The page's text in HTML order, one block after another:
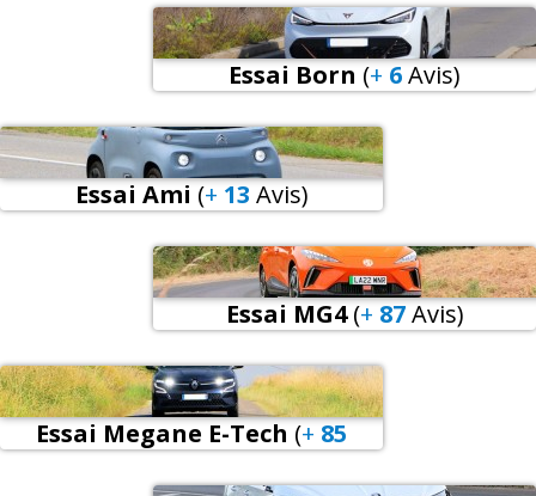
Essai Born (+ 6Avis)
Essai Ami (+ 13 Avis)
Essai MG4(+ 87 Avis)
Essai Megane E-Tech (+ 85